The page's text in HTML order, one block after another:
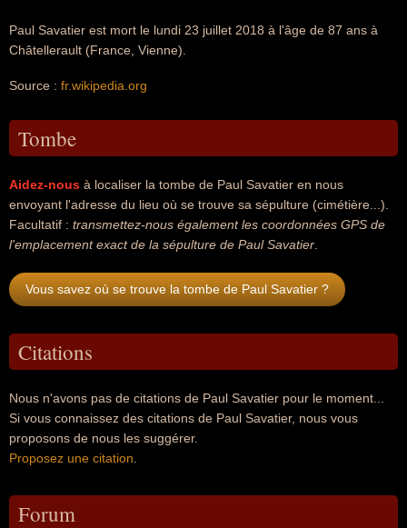
Paul Savatier est mort le lundi 23 juillet 2018 à l'âge de 87 ans à
Châtellerault (France, Vienne).
Source : fr.wikipedia.org
Tombe
Aidez-nous à localiser la tombe de Paul Savatier en nous
envoyant l'adresse du lieu où se trouve sa sépulture (cimétière...).
Facultatif : transmettez-nous également les coordonnées GPS de
l'emplacement exact de la sépulture de Paul Savatier
Vous savez où se trouve la tombe de Paul Savatier ?
Citations
Nous n'avons pas de citations de Paul Savatier pour le moment...
Si vous connaissez des citations de Paul Savatier, nous vous
proposons de nous les suggérer.
Proposez une citation
Forum